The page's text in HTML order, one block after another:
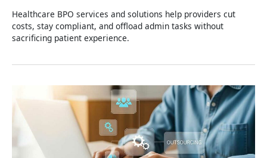
Healthcare BPO services and solutions help providers cut
costs, stay compliant, and offload admin tasks without
sacrificing patient experience.